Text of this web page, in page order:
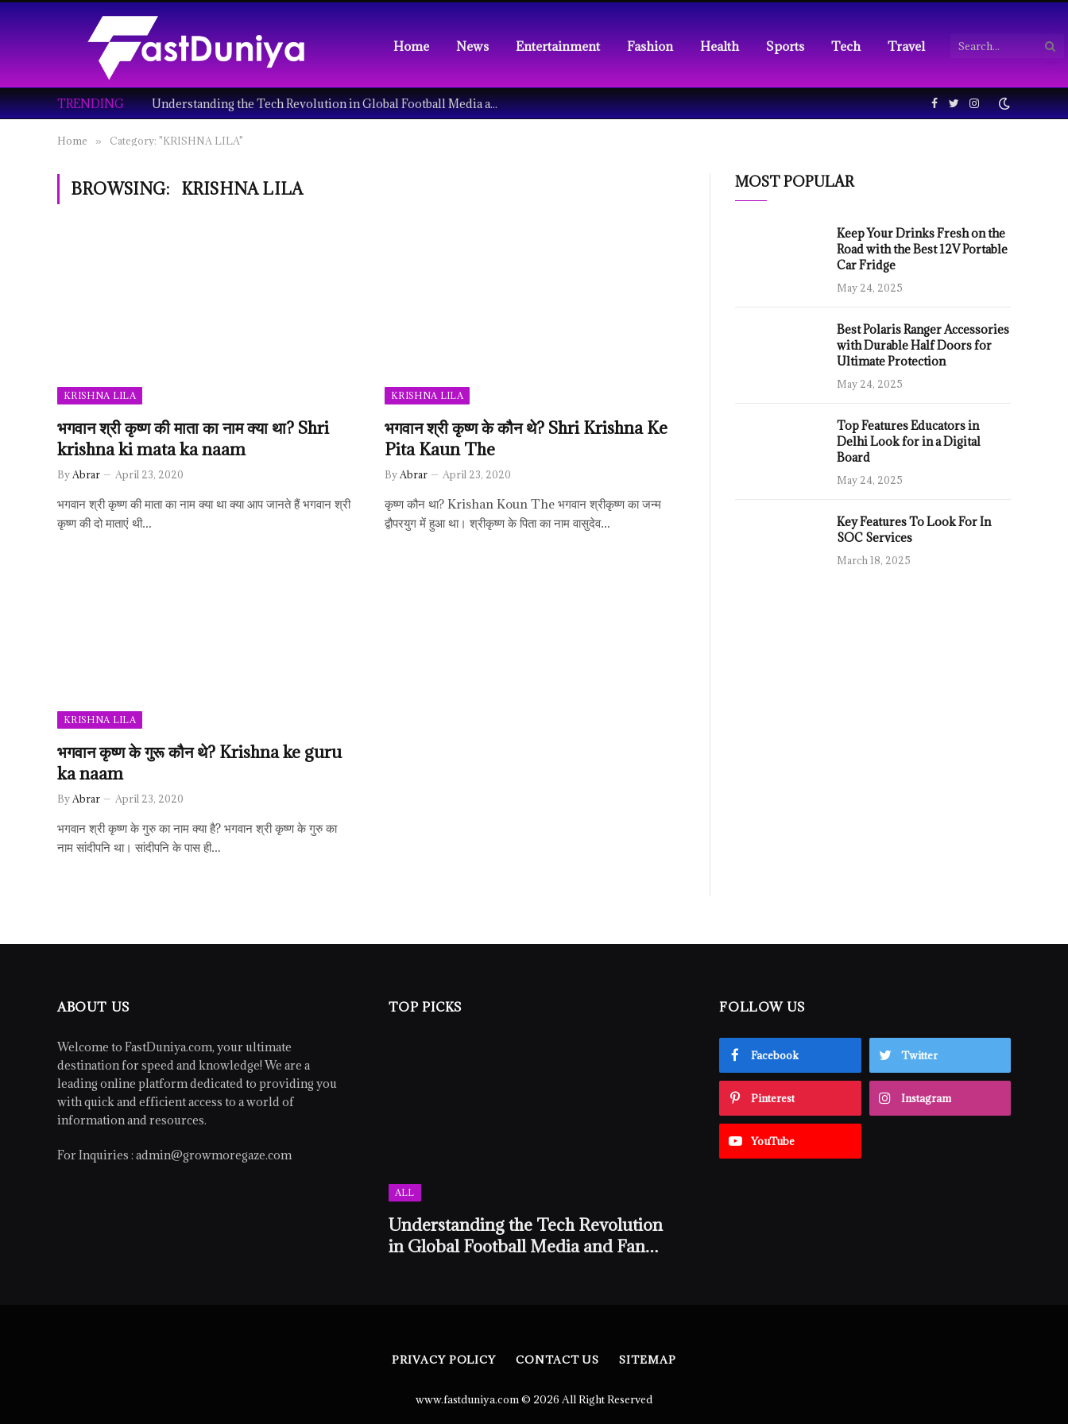
Home News Entertainment Fashion Health Sports Tech Travel
TRENDING Understanding the Tech Revolution in Global Football Media and Fan Culture Facebook
TwitterInstagram
Home » Category: "KRISHNA LILA"
BROWSING: KRISHNA LILA
KRISHNA LILA
भगवान श्री कृष्ण की माता का नाम क्या था? Shri
krishna ki mata ka naam
By Abrar April 23, 2020
भगवान श्री कृष्ण की माता का नाम क्या था क्या आप जानते हैं भगवान श्री
कृष्ण की दो माताएं थी…
KRISHNA LILA
भगवान श्री कृष्ण के कौन थे? Shri Krishna Ke
Pita Kaun The
By Abrar April 23, 2020
कृष्ण कौन था? Krishan Koun The भगवान श्रीकृष्ण का जन्म
द्वौपरयुग में हुआ था। श्रीकृष्ण के पिता का नाम वासुदेव…
KRISHNA LILA
भगवान कृष्ण के गुरू कौन थे? Krishna ke guru
ka naam
By Abrar April 23, 2020
भगवान श्री कृष्ण के गुरु का नाम क्या है? भगवान श्री कृष्ण के गुरु का
नाम सांदीपनि था। सांदीपनि के पास ही…
MOST POPULAR
Keep Your Drinks Fresh on the
Road with the Best 12V Portable
Car Fridge
May 24, 2025
Best Polaris Ranger Accessories
with Durable Half Doors for
Ultimate Protection
May 24, 2025
Top Features Educators in
Delhi Look for in a Digital
Board
May 24, 2025
Key Features To Look For In
SOC Services
March 18, 2025
ABOUT US
Welcome to FastDuniya.com, your ultimate
destination for speed and knowledge! We are a
leading online platform dedicated to providing you
with quick and efficient access to a world of
information and resources.
For Inquiries : admin@growmoregaze.com
TOP PICKS
ALL
Understanding the Tech Revolution
in Global Football Media and Fan
FOLLOW US
Facebook Twitter
Pinterest Instagram
YouTube
PRIVACY POLICY CONTACT US SITEMAP
www.fastduniya.com © 2026 All Right Reserved